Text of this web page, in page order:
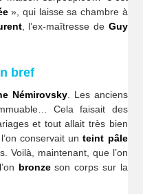
», qui laisse sa chambre à
, l’ex-maîtresse de Guy
bref
Némirovsky. Les anciens
Cela faisait des
et tout allait très bien
conservait unteint pâle
Voilà, maintenant, que l’on
bronzeson corps sur la